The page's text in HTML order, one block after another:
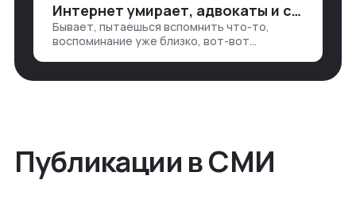
хватаешь у клиента: е…
Интернет умирает, адвокаты и судьи в растерянности, а я хочу песню
Бывает, пытаешься вспомнить что-то,
воспоминание уже близко, вот-вот
неделями, если сильно не повезе…
Публикации в СМИ